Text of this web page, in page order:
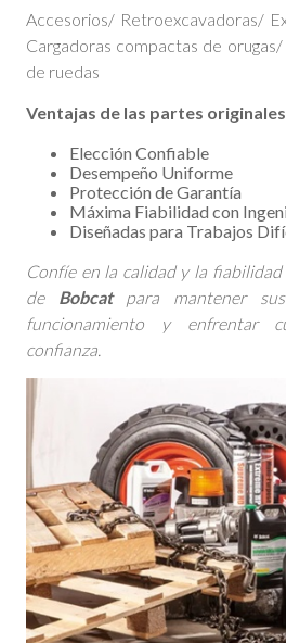
Accesorios/ Retroexcavadoras/
Cargadoras compactas de
de ruedas
Ventajas de las partes
Elección Confiable
Desempeño Uniforme
Protección de Garantía
Máxima Fiabilidad con
Diseñadas para Trabajos
Confíe en la calidad y la
de Bobcat para mantener
funcionamiento y enfrentar
confianza.